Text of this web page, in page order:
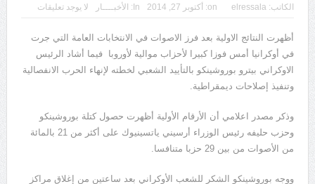
الكاتب: elressala
on: أكتوبر 27, 2014 In: الأخبــــار لا يوجد تعليقات
أظهرت النتائج الاولية بعد فرز الاصوات في الانتخابات العامة التي جرت
في أوكرانيا أمس فوزا كبيرا لأحزاب موالية لأوروبا فيما أشاد الرئيس
الاوكراني بيترو بوروشينكو بالتأييد الشعبي لخطته لإنهاء الحرب الانفصالية
وتنفيذ إصلاحات ديمقراطية.
وذكر مصدر اعلامي أن الأرقام الأولية أظهرت حصول كتلة بوروشينكو
وحزب حليفه رئيس الوزراء أرسيني ياتسينيوك على أكثر من 21 بالمائة
من الأصوات من بين 29 حزبا متنافسا.
ووجه بوروشينكو الشكر للشعب الأوكراني بعد ساعتين من إغلاق مراكز